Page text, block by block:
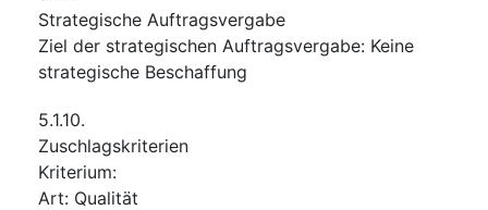
Strategische Auftragsvergabe
Ziel der strategischen Auftragsvergabe: Keine
strategische Beschaffung
5.1.10.
Zuschlagskriterien
Kriterium:
Art: Qualität